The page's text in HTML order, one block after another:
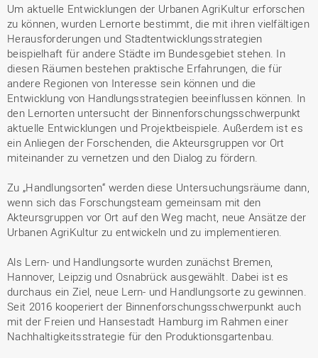
Um aktuelle Entwicklungen der Urbanen AgriKultur erforschen
zu können, wurden Lernorte bestimmt, die mit ihren vielfältigen
Herausforderungen und Stadtentwicklungsstrategien
beispielhaft für andere Städte im Bundesgebiet stehen. In
diesen Räumen bestehen praktische Erfahrungen, die für
andere Regionen von Interesse sein können und die
Entwicklung von Handlungsstrategien beeinflussen können. In
den Lernorten untersucht der Binnenforschungsschwerpunkt
aktuelle Entwicklungen und Projektbeispiele. Außerdem ist es
ein Anliegen der Forschenden, die Akteursgruppen vor Ort
miteinander zu vernetzen und den Dialog zu fördern.
Zu „Handlungsorten“ werden diese Untersuchungsräume dann,
wenn sich das Forschungsteam gemeinsam mit den
Akteursgruppen vor Ort auf den Weg macht, neue Ansätze der
Urbanen AgriKultur zu entwickeln und zu implementieren.
Als Lern- und Handlungsorte wurden zunächst Bremen,
Hannover, Leipzig und Osnabrück ausgewählt. Dabei ist es
durchaus ein Ziel, neue Lern- und Handlungsorte zu gewinnen.
Seit 2016 kooperiert der Binnenforschungsschwerpunkt auch
mit der Freien und Hansestadt Hamburg im Rahmen einer
Nachhaltigkeitsstrategie für den Produktionsgartenbau.